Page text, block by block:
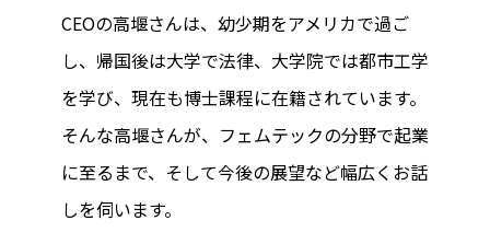
CEOの高堰さんは、幼少期をアメリカで過ご
し、帰国後は大学で法律、大学院では都市工学
を学び、現在も博士課程に在籍されています。
そんな高堰さんが、フェムテックの分野で起業
に至るまで、そして今後の展望など幅広くお話
しを伺います。